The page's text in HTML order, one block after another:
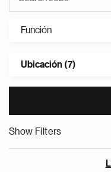
Función
Ubicación (7)
Show Filters